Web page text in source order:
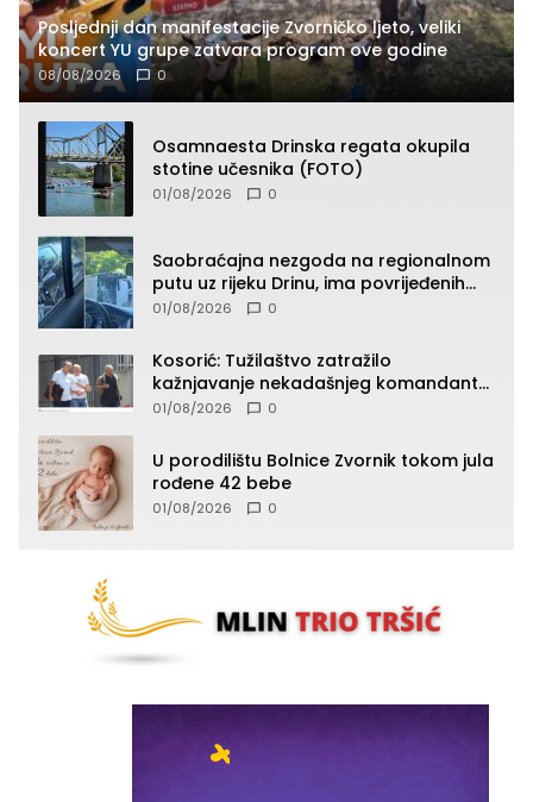
Posljednji dan manifestacije Zvorničko ljeto, veliki
koncert YU grupe zatvara program ove godine
08/08/2026 0
Osamnaesta Drinska regata okupila
stotine učesnika (FOTO)
01/08/2026 0
Saobraćajna nezgoda na regionalnom
putu uz rijeku Drinu, ima povrijeđenih
lica (FOTO)
01/08/2026 0
Kosorić: Tužilaštvo zatražilo
kažnjavanje nekadašnjeg komandanta
Vlaseničke brigade
01/08/2026 0
U porodilištu Bolnice Zvornik tokom jula
rođene 42 bebe
01/08/2026 0